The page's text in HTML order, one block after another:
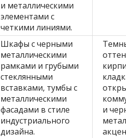
и металлическими
элементами с
четкими линиями.
Шкафы с черными
металлическими
рамками и грубыми
стеклянными
вставками, тумбы с
металлическими
фасадами в стиле
индустриального
дизайна.
и